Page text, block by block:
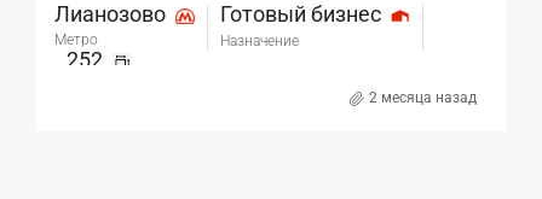
Лианозово
Метро
Готовый бизнес
Назначение
252
2 месяца назад